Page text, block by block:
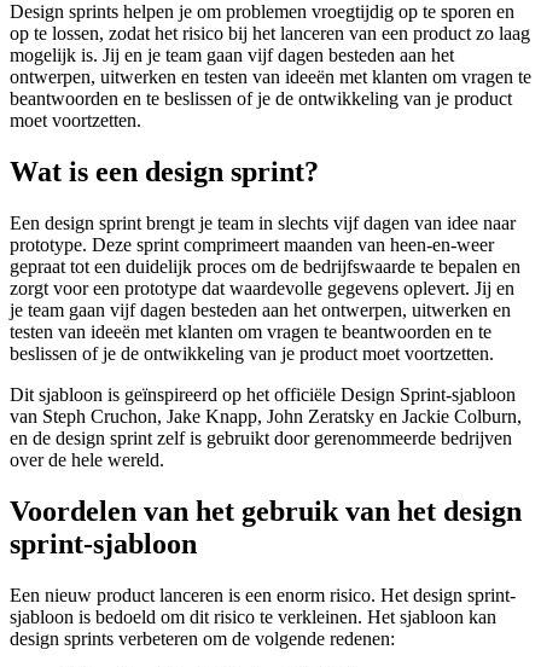
Design sprints helpen je om problemen vroegtijdig op te sporen en
op te lossen, zodat het risico bij het lanceren van een product zo laag
mogelijk is. Jij en je team gaan vijf dagen besteden aan het
ontwerpen, uitwerken en testen van ideeën met klanten om vragen te
beantwoorden en te beslissen of je de ontwikkeling van je product
moet voortzetten.
Wat is een design sprint?
Een design sprint brengt je team in slechts vijf dagen van idee naar
prototype. Deze sprint comprimeert maanden van heen-en-weer
gepraat tot een duidelijk proces om de bedrijfswaarde te bepalen en
zorgt voor een prototype dat waardevolle gegevens oplevert. Jij en
je team gaan vijf dagen besteden aan het ontwerpen, uitwerken en
testen van ideeën met klanten om vragen te beantwoorden en te
beslissen of je de ontwikkeling van je product moet voortzetten.
Dit sjabloon is geïnspireerd op het officiële Design Sprint-sjabloon
van Steph Cruchon, Jake Knapp, John Zeratsky en Jackie Colburn,
en de design sprint zelf is gebruikt door gerenommeerde bedrijven
over de hele wereld.
Voordelen van het gebruik van het design
sprint-sjabloon
Een nieuw product lanceren is een enorm risico. Het design sprint-
sjabloon is bedoeld om dit risico te verkleinen. Het sjabloon kan
design sprints verbeteren om de volgende redenen: